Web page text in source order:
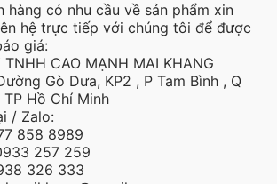
hàng có nhu cầu về sản phẩm xin
hệ trực tiếp với chúng tôi để được
giá:
TNHH CAO MẠNH MAI KHANG
Gò Dưa, KP2 , P Tam Bình , Q
Hồ Chí Minh
/ Zalo:
858 8989
257 259
326 333